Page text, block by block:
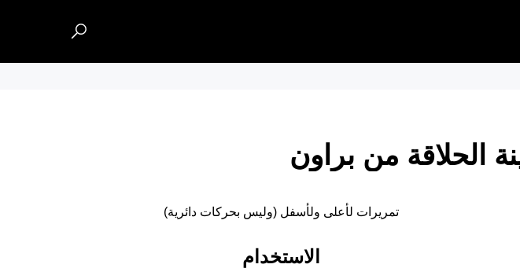
الحلاقة من براون
تمريرات لأعلى ولأسفل (وليس بحركات دائرية)
الاستخدام